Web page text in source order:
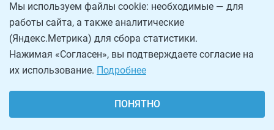
по формуле (7):
, где (7)
Мы используем файлы cookie: необходимые — для
работы сайта, а также аналитические
(Яндекс.Метрика) для сбора статистики.
Нажимая «Согласен», вы подтверждаете согласие на
их использование. Подробнее
ПОНЯТНО